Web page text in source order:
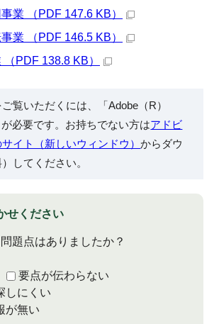
業 （PDF 147.6 KB）
業 （PDF 146.5 KB）
PDF 138.8 KB）
覧いただくには、「Adobe（R）
必要です。お持ちでない方はアドビ
イト（新しいウィンドウ）からダウ
してください。
せください
題点はありましたか？
要点が伝わらない
しにくい
が無い